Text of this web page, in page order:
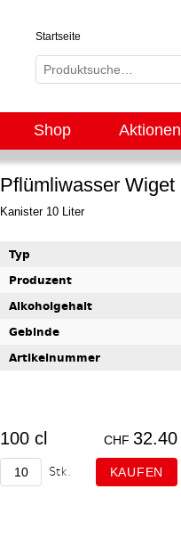
Startseite
Shop Aktionen
Pflümliwasser Wiget
Kanister 10 Liter
Typ
Produzent
Alkoholgehalt
Gebinde
Artikelnummer
100 cl CHF 32.40
Stk.